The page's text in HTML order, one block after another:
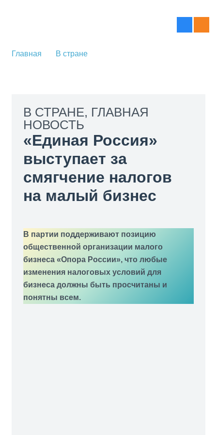
Главная В стране
В СТРАНЕ, ГЛАВНАЯ
НОВОСТЬ
«Единая Россия»
выступает за
смягчение налогов на
малый бизнес
В партии поддерживают позицию
общественной организации малого бизнеса
«Опора России», что любые изменения
налоговых условий для бизнеса должны
быть просчитаны и понятны всем.